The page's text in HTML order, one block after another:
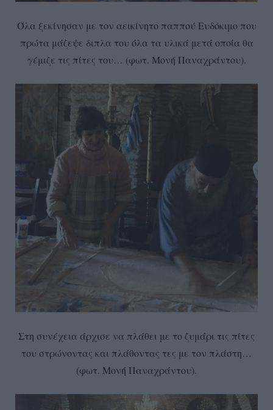
Όλα ξεκίνησαν με τον αεικίνητο παππού Ευδόκιμο που
πρώτα μάζεψε διπλα του όλα τα υλικά μετά οποία θα
γέμιζε τις πίτες του… (φωτ. Μονή Παναχράντου).
Στη συνέχεια άρχισε να πλάθει με το ζυμάρι τις πίτες
του στρώνοντας και πλάθοντας τες με τον πλάστη…
(φωτ. Μονή Παναχράντου).